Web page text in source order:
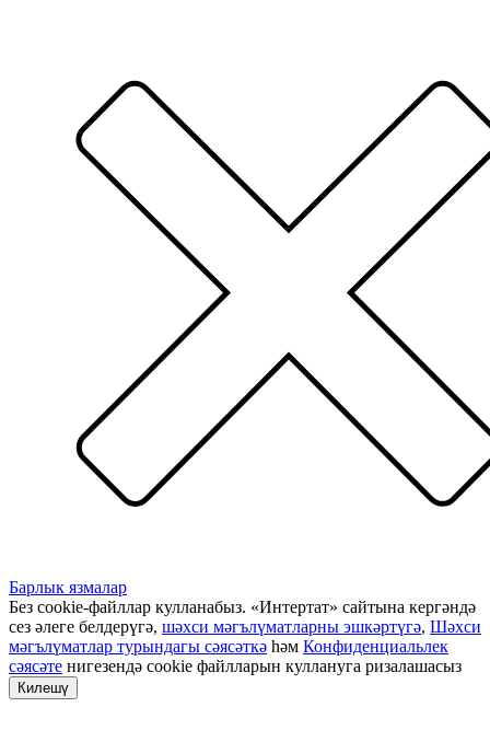
Барлык язмалар
Без cookie-файллар кулланабыз. «Интертат» сайтына кергәндә
сез әлеге белдерүгә, шәхси мәгълүматларны эшкәртүгә, Шәхси
мәгълүматлар турындагы сәясәткә һәм Конфиденциальлек
сәясәте нигезендә cookie файлларын куллануга ризалашасыз
Килешү